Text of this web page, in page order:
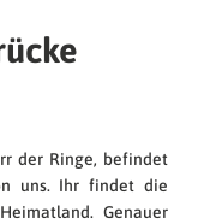
der Ringe, befindet
uns. Ihr findet die
Genauer